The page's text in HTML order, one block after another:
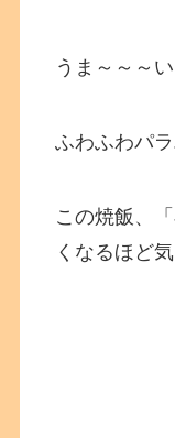
うま～～～い
ふわふわパ
この焼飯、
くなるほど